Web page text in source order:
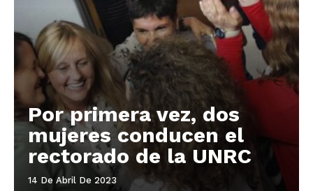
Por primera vez, dos
mujeres conducen el
rectorado de la UNRC
14 De Abril De 2023